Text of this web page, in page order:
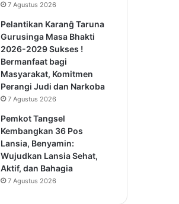
7 Agustus 2026
Pelantikan Karanĝ Taruna
Gurusinga Masa Bhakti
2026-2029 Sukses !
Bermanfaat bagi
Masyarakat, Komitmen
Perangi Judi dan Narkoba
7 Agustus 2026
Pemkot Tangsel
Kembangkan 36 Pos
Lansia, Benyamin:
Wujudkan Lansia Sehat,
Aktif, dan Bahagia
7 Agustus 2026